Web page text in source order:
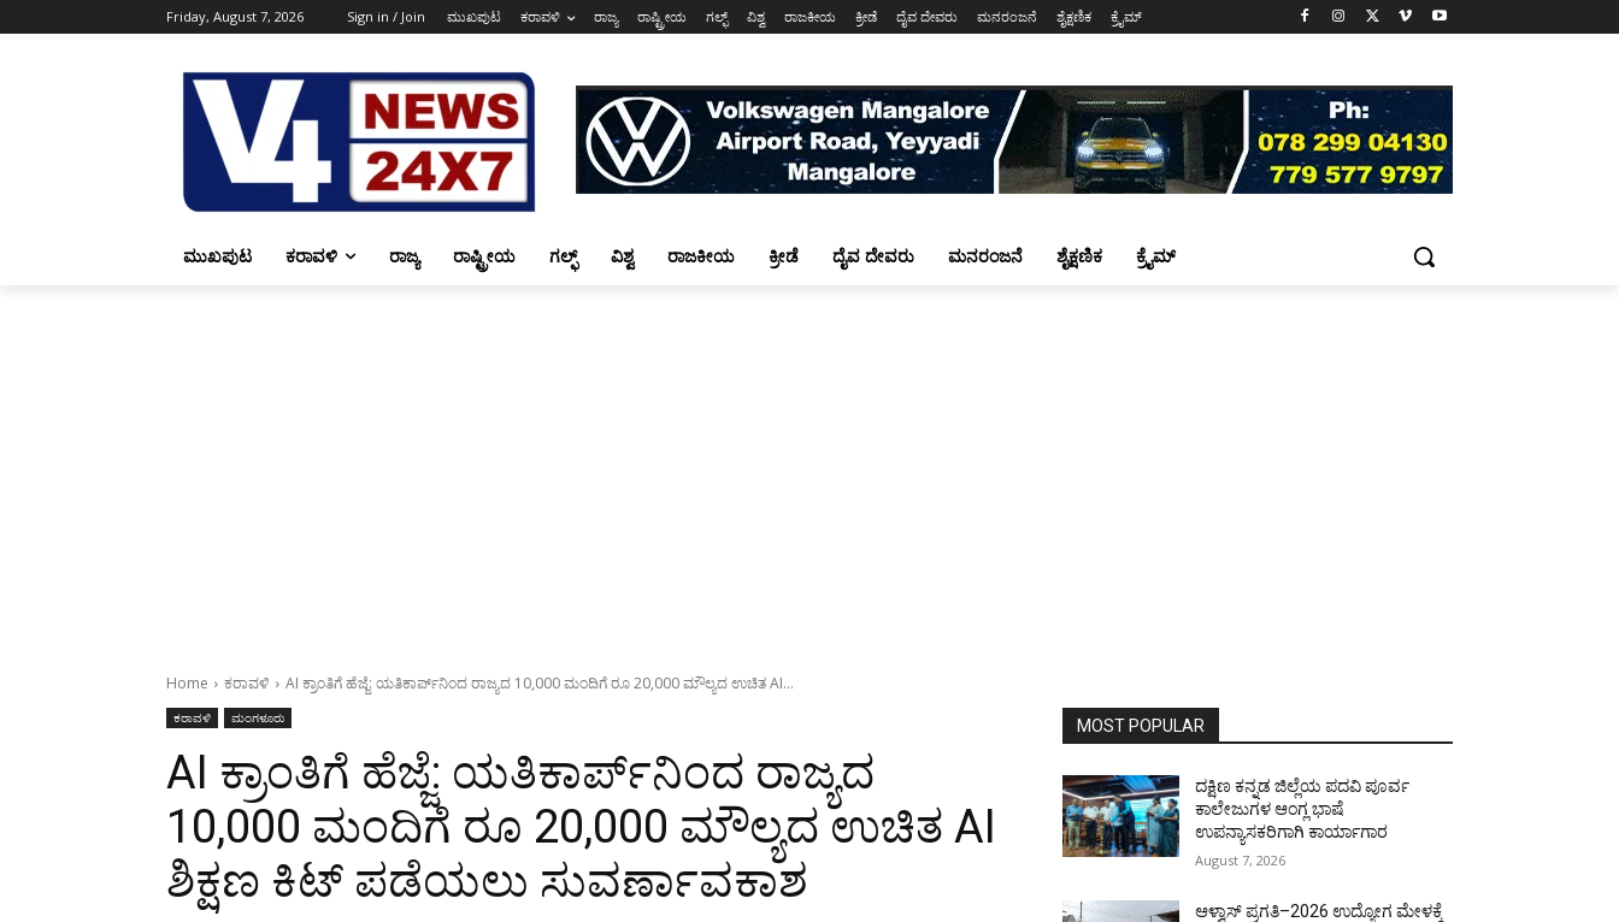
Friday, August 7, 2026 Sign in / Join ಮುಖಪುಟ ಕರಾವಳಿ ರಾಜ್ಯ ರಾಷ್ಟ್ರೀಯ ಗಲ್ಫ್ ವಿಶ್ವ ರಾಜಕೀಯ ಕ್ರೀಡೆ ದೈವ ದೇವರು ಮನರಂಜನೆ ಶೈಕ್ಷಣಿಕ ಕ್ರೈಮ್
ಮುಖಪುಟ ಕರಾವಳಿ ರಾಜ್ಯ ರಾಷ್ಟ್ರೀಯ ಗಲ್ಫ್ ವಿಶ್ವ ರಾಜಕೀಯ ಕ್ರೀಡೆ ದೈವ ದೇವರು ಮನರಂಜನೆ ಶೈಕ್ಷಣಿಕ ಕ್ರೈಮ್
Home ಕರಾವಳಿ AI ಕ್ರಾಂತಿಗೆ ಹೆಜ್ಜೆ: ಯತಿಕಾರ್ಪ್‌ನಿಂದ ರಾಜ್ಯದ 10,000 ಮಂದಿಗೆ ರೂ 20,000 ಮೌಲ್ಯದ ಉಚಿತ AI...
ಕರಾವಳಿ ಮಂಗಳೂರು
AI ಕ್ರಾಂತಿಗೆ ಹೆಜ್ಜೆ: ಯತಿಕಾರ್ಪ್‌ನಿಂದ ರಾಜ್ಯದ
10,000 ಮಂದಿಗೆ ರೂ 20,000 ಮೌಲ್ಯದ ಉಚಿತ AI
ಶಿಕ್ಷಣ ಕಿಟ್ ಪಡೆಯಲು ಸುವರ್ಣಾವಕಾಶ
MOST POPULAR
ದಕ್ಷಿಣ ಕನ್ನಡ ಜಿಲ್ಲೆಯ ಪದವಿ ಪೂರ್ವ
ಕಾಲೇಜುಗಳ ಆಂಗ್ಲ ಭಾಷೆ
ಉಪನ್ಯಾಸಕರಿಗಾಗಿ ಕಾರ್ಯಾಗಾರ
August 7, 2026
ಆಳ್ವಾಸ್ ಪ್ರಗತಿ–2026 ಉದ್ಯೋಗ ಮೇಳಕ್ಕೆ